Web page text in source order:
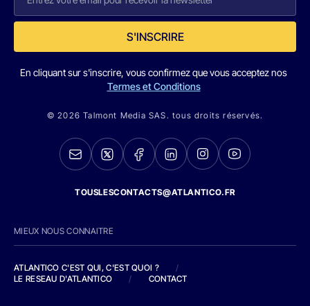
S'INSCRIRE
En cliquant sur s'inscrire, vous confirmez que vous acceptez nos
Termes et Conditions
© 2026 Talmont Media SAS. tous droits réservés.
TOUSLESCONTACTS@ATLANTICO.FR
MIEUX NOUS CONNAITRE
ATLANTICO C'EST QUI, C'EST QUOI ?
/
LE RESEAU D'ATLANTICO
/ CONTACT